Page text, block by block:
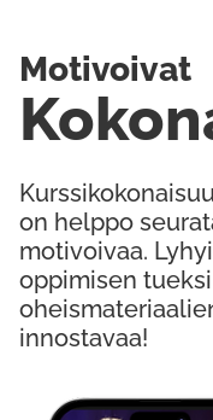
on helppo
motivoivaa.
oppimisen
innostavaa!
Motivoivat